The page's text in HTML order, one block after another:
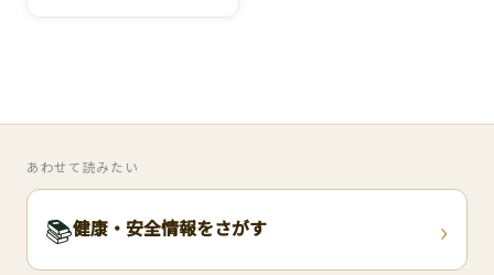
あわせて読みたい
📚健康・安全情報をさがす ›